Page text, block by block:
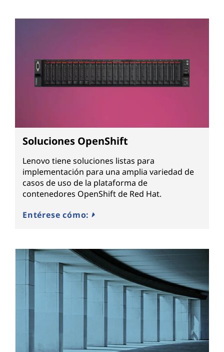
Soluciones OpenShift
Lenovo tiene soluciones listas para
implementación para una amplia variedad de
casos de uso de la plataforma de
contenedores OpenShift de Red Hat.
Entérese cómo: